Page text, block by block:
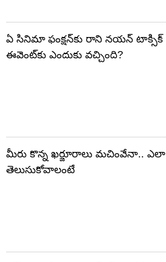
ఏ సినిమా ఫంక్షన్‌కు రాని నయన్ టాక్సిక్
ఈవెంట్‌కు ఎందుకు వచ్చింది?
మీరు కొన్న ఖర్జూరాలు మచింవేనా.. ఎలా
తెలుసుకోవాలంటే